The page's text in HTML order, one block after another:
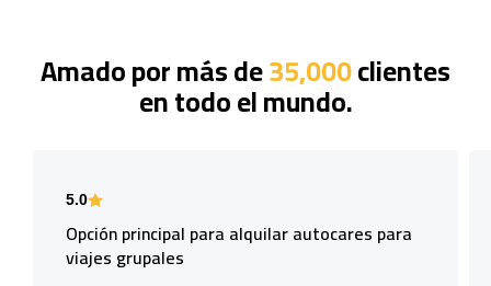
Amado por más de35,000clientes
en todo el mundo.
5.0
Opción principal para alquilar autocares para
viajes grupales